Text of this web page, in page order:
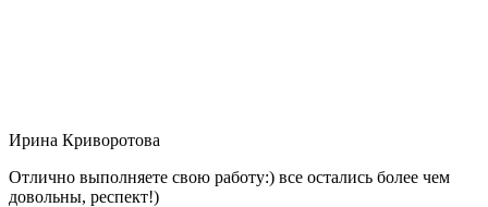
Ирина Криворотова
Отлично выполняете свою работу:) все остались более чем
довольны, респект!)